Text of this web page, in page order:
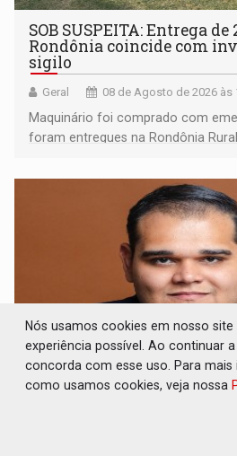
SOB SUSPEITA: Entrega
Rondônia coincide com
sigilo
Geral 08 de Agosto de 2026 às
Maquinário foi comprado com
foram entregues na Rondônia
Nós usamos cookies em nosso
experiência possível. Ao continuar
concorda com esse uso. Para
como usamos cookies, veja nossa